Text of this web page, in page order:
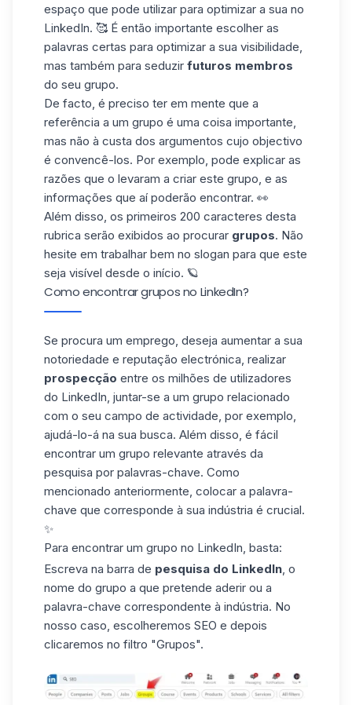
espaço que pode utilizar para optimizar a sua no
LinkedIn. 🥰 É então importante escolher as
palavras certas para optimizar a sua visibilidade,
mas também para seduzir futuros membros
do seu grupo.
De facto, é preciso ter em mente que a
referência a um grupo é uma coisa importante,
mas não à custa dos argumentos cujo objectivo
é convencê-los. Por exemplo, pode explicar as
razões que o levaram a criar este grupo, e as
informações que aí poderão encontrar. 👀
Além disso, os primeiros 200 caracteres desta
rubrica serão exibidos ao procurar grupos. Não
hesite em trabalhar bem no slogan para que este
seja visível desde o início. 🪐
Como encontrar grupos no LinkedIn?
Se procura um emprego, deseja aumentar a sua
notoriedade e reputação electrónica , realizar
prospecção entre os milhões de utilizadores
do LinkedIn, juntar-se a um grupo relacionado
com o seu campo de actividade, por exemplo,
ajudá-lo-á na sua busca. Além disso, é fácil
encontrar um grupo relevante através da
pesquisa por palavras-chave. Como
mencionado anteriormente, colocar a palavra-
chave que corresponde à sua indústria é crucial.
✨
Para encontrar um grupo no LinkedIn, basta:
Escreva na barra de pesquisa do LinkedIn, o
nome do grupo a que pretende aderir ou a
palavra-chave correspondente à indústria. No
nosso caso, escolheremos SEO e depois
clicaremos no filtro "Grupos".